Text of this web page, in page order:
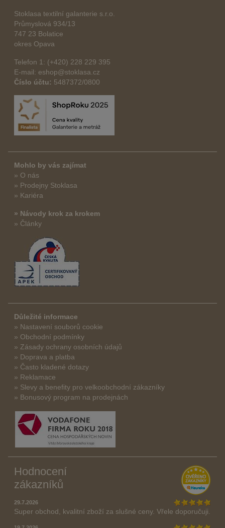
Stoklasa textilní galanterie s.r.o.
Průmyslová 934/13
747 23 Bolatice
okres Opava
Telefon 1: (+420) 228 229 395
E-mail: eshop@stoklasa.cz
Číslo účtu: 5487372/0800
Mohlo by vás zajímat
» O nás
» Prodejny Stoklasa
» Kariéra
» Návody krok za krokem
» Články
Důležité informace
» Nastavení souborů cookie
» Obchodní podmínky
» Zásady ochrany osobních údajů
» Doprava a platba
» Často kladené dotazy
» Reklamace
» Slevy a benefity pro velkoobchodní zákazníky
» Bonusový program na prodejnách
Hodnocení
zákazníků
29.7.2026
Super obchod, kvalitní zboží za slušné ceny. Vřele doporučuji.